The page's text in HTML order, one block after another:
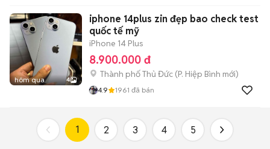
hôm qua 4
iphone 14plus zin đẹp bao check test
quốc tế mỹ
iPhone 14 Plus
8.900.000 đ
Thành phố Thủ Đức (P. Hiệp Bình mới)
4.9 1961 đã bán
1 2 3 4 5